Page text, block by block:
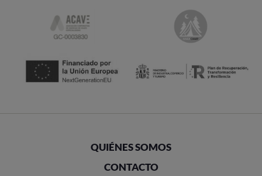
QUIÉNES SOMOS
CONTACTO